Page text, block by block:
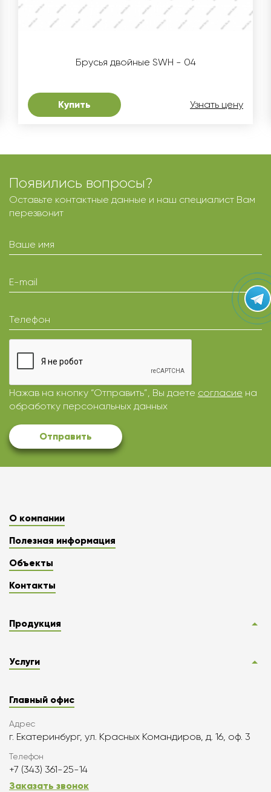
Брусья двойные SWH - 04
Купить Узнать цену
Появились вопросы?
Оставьте контактные данные и наш специалист Вам
перезвонит
Ваше имя
E-mail
Телефон
Нажав на кнопку “Отправить”, Вы даете согласие на
обработку персональных данных
Отправить
О компании
Полезная информация
Объекты
Контакты
Продукция
Услуги
Главный офис
Адрес
г. Екатеринбург, ул. Красных Командиров, д. 16, оф. 3
Телефон
+7 (343) 361-25-14
Заказать звонок